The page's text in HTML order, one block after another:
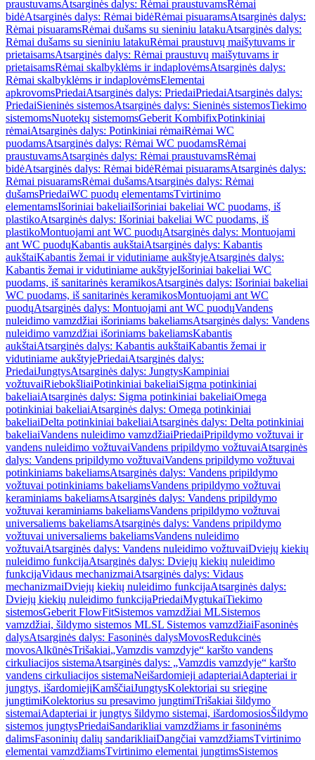
praustuvamsAtsarginės dalys: Rėmai praustuvamsRėmai
bidėAtsarginės dalys: Rėmai bidėRėmai pisuaramsAtsarginės dalys:
Rėmai pisuaramsRėmai dušams su sieniniu latakuAtsarginės dalys:
Rėmai dušams su sieniniu latakuRėmai praustuvų maišytuvams ir
prietaisamsAtsarginės dalys: Rėmai praustuvų maišytuvams ir
prietaisamsRėmai skalbyklėms ir indaplovėmsAtsarginės dalys:
Rėmai skalbyklėms ir indaplovėmsElementai
apkrovomsPriedaiAtsarginės dalys: PriedaiPriedaiAtsarginės dalys:
PriedaiSieninės sistemosAtsarginės dalys: Sieninės sistemosTiekimo
sistemomsNuotekų sistemomsGeberit KombifixPotinkiniai
rėmaiAtsarginės dalys: Potinkiniai rėmaiRėmai WC
puodamsAtsarginės dalys: Rėmai WC puodamsRėmai
praustuvamsAtsarginės dalys: Rėmai praustuvamsRėmai
bidėAtsarginės dalys: Rėmai bidėRėmai pisuaramsAtsarginės dalys:
Rėmai pisuaramsRėmai dušamsAtsarginės dalys: Rėmai
dušamsPriedaiWC puodų elementamsTvirtinimo
elementamsIšoriniai bakeliaiIšoriniai bakeliai WC puodams, iš
plastikoAtsarginės dalys: Išoriniai bakeliai WC puodams, iš
plastikoMontuojami ant WC puodųAtsarginės dalys: Montuojami
ant WC puodųKabantis aukštaiAtsarginės dalys: Kabantis
aukštaiKabantis žemai ir vidutiniame aukštyjeAtsarginės dalys:
Kabantis žemai ir vidutiniame aukštyjeIšoriniai bakeliai WC
puodams, iš sanitarinės keramikosAtsarginės dalys: Išoriniai bakeliai
WC puodams, iš sanitarinės keramikosMontuojami ant WC
puodųAtsarginės dalys: Montuojami ant WC puodųVandens
nuleidimo vamzdžiai išoriniams bakeliamsAtsarginės dalys: Vandens
nuleidimo vamzdžiai išoriniams bakeliamsKabantis
aukštaiAtsarginės dalys: Kabantis aukštaiKabantis žemai ir
vidutiniame aukštyjePriedaiAtsarginės dalys:
PriedaiJungtysAtsarginės dalys: JungtysKampiniai
vožtuvaiRiebokšliaiPotinkiniai bakeliaiSigma potinkiniai
bakeliaiAtsarginės dalys: Sigma potinkiniai bakeliaiOmega
potinkiniai bakeliaiAtsarginės dalys: Omega potinkiniai
bakeliaiDelta potinkiniai bakeliaiAtsarginės dalys: Delta potinkiniai
bakeliaiVandens nuleidimo vamzdžiaiPriedaiPripildymo vožtuvai ir
vandens nuleidimo vožtuvaiVandens pripildymo vožtuvaiAtsarginės
dalys: Vandens pripildymo vožtuvaiVandens pripildymo vožtuvai
potinkiniams bakeliamsAtsarginės dalys: Vandens pripildymo
vožtuvai potinkiniams bakeliamsVandens pripildymo vožtuvai
keraminiams bakeliamsAtsarginės dalys: Vandens pripildymo
vožtuvai keraminiams bakeliamsVandens pripildymo vožtuvai
universaliems bakeliamsAtsarginės dalys: Vandens pripildymo
vožtuvai universaliems bakeliamsVandens nuleidimo
vožtuvaiAtsarginės dalys: Vandens nuleidimo vožtuvaiDviejų kiekių
nuleidimo funkcijaAtsarginės dalys: Dviejų kiekių nuleidimo
funkcijaVidaus mechanizmaiAtsarginės dalys: Vidaus
mechanizmaiDviejų kiekių nuleidimo funkcijaAtsarginės dalys:
Dviejų kiekių nuleidimo funkcijaPriedaiMygtukaiTiekimo
sistemosGeberit FlowFitSistemos vamzdžiai MLSistemos
vamzdžiai, šildymo sistemos MLSL Sistemos vamzdžiaiFasoninės
dalysAtsarginės dalys: Fasoninės dalysMovosRedukcinės
movosAlkūnėsTrišakiai„Vamzdis vamzdyje“ karšto vandens
cirkuliacijos sistemaAtsarginės dalys: „Vamzdis vamzdyje“ karšto
vandens cirkuliacijos sistemaNeišardomieji adapteriaiAdapteriai ir
jungtys, išardomiejiKamščiaiJungtysKolektoriai su sriegine
jungtimiKolektorius su presavimo jungtimiTrišakiai šildymo
sistemaiAdapteriai ir jungtys šildymo sistemai, išardomosiosŠildymo
sistemos jungtysPriedaiSandarikliai vamzdžiams ir fasoninėms
dalimsFasoninių dalių sandarikliaiDangčiai vamzdžiamsTvirtinimo
elementai vamzdžiamsTvirtinimo elementai jungtimsSistemos